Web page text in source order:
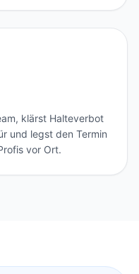
klärst Halteverbot
und legst den Termin
vor Ort.